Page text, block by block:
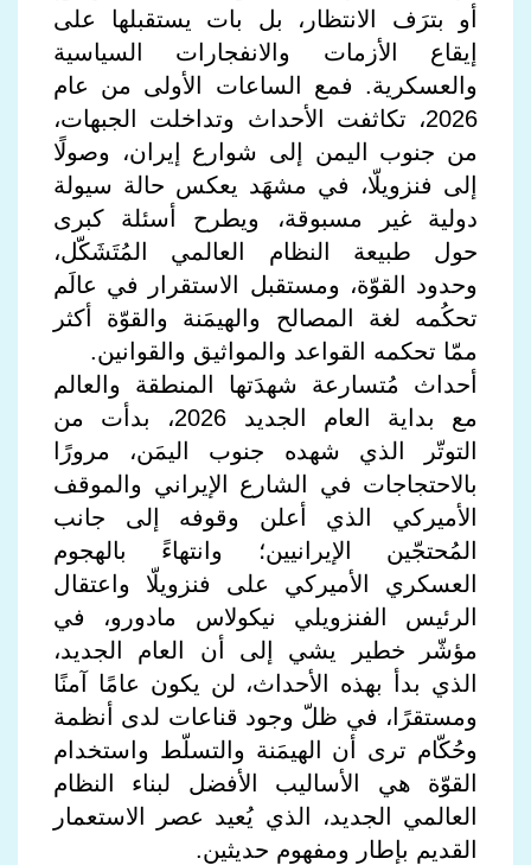
أو بترَف الانتظار، بل بات يستقبلها على
إيقاع الأزمات والانفجارات السياسية
والعسكرية. فمع الساعات الأولى من عام
2026، تكاثفت الأحداث وتداخلت الجبهات،
من جنوب اليمن إلى شوارع إيران، وصولًا
إلى فنزويلّا، في مشهَد يعكس حالة سيولة
دولية غير مسبوقة، ويطرح أسئلة كبرى
حول طبيعة النظام العالمي المُتَشَكّل،
وحدود القوّة، ومستقبل الاستقرار في عالَم
تحكُمه لغة المصالح والهيمَنة والقوّة أكثر
ممّا تحكمه القواعد والمواثيق والقوانين.
أحداث مُتسارعة شهدَتها المنطقة والعالم
مع بداية العام الجديد 2026، بدأت من
التوتّر الذي شهده جنوب اليمَن، مرورًا
بالاحتجاجات في الشارع الإيراني والموقف
الأميركي الذي أعلن وقوفه إلى جانب
المُحتجّين الإيرانيين؛ وانتهاءً بالهجوم
العسكري الأميركي على فنزويلّا واعتقال
الرئيس الفنزويلي نيكولاس مادورو، في
مؤشّر خطير يشي إلى أن العام الجديد،
الذي بدأ بهذه الأحداث، لن يكون عامًا آمنًا
ومستقرًا، في ظلّ وجود قناعات لدى أنظمة
وحُكّام ترى أن الهيمَنة والتسلّط واستخدام
القوّة هي الأساليب الأفضل لبناء النظام
العالمي الجديد، الذي يُعيد عصر الاستعمار
القديم بإطار ومفهوم حديثين.